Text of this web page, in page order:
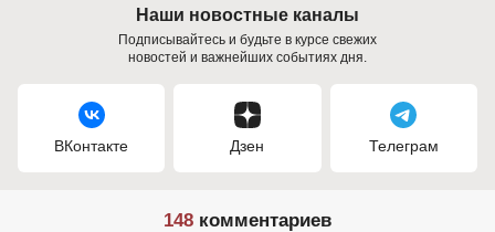
Наши новостные каналы
Подписывайтесь и будьте в курсе свежих
новостей и важнейших событиях дня.
ВКонтакте Дзен Телеграм
148 комментариев